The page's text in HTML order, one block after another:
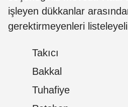
işleyen dükkanlar
gerektirmeyenleri
Takıcı
Bakkal
Tuhafiye